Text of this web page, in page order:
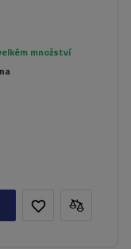
množství